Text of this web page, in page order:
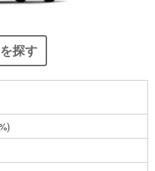
探す